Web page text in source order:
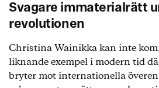
Svagare immaterialrätt
revolutionen
Christina Wainikka kan inte
liknande exempel i modern tid
bryter mot internationella